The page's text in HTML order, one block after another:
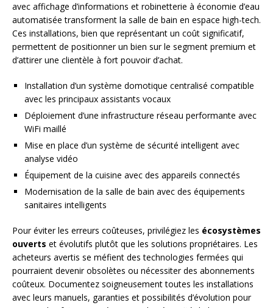
avec affichage d’informations et robinetterie à économie d’eau
automatisée transforment la salle de bain en espace high-tech.
Ces installations, bien que représentant un coût significatif,
permettent de positionner un bien sur le segment premium et
d’attirer une clientèle à fort pouvoir d’achat.
Installation d’un système domotique centralisé compatible
avec les principaux assistants vocaux
Déploiement d’une infrastructure réseau performante avec
WiFi maillé
Mise en place d’un système de sécurité intelligent avec
analyse vidéo
Équipement de la cuisine avec des appareils connectés
Modernisation de la salle de bain avec des équipements
sanitaires intelligents
Pour éviter les erreurs coûteuses, privilégiez les écosystèmes
ouverts et évolutifs plutôt que les solutions propriétaires. Les
acheteurs avertis se méfient des technologies fermées qui
pourraient devenir obsolètes ou nécessiter des abonnements
coûteux. Documentez soigneusement toutes les installations
avec leurs manuels, garanties et possibilités d’évolution pour